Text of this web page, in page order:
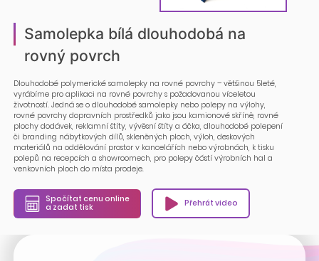
Samolepka bílá dlouhodobá na
rovný povrch
Dlouhodobé polymerické samolepky na rovné povrchy – většinou 5leté,
vyrábíme pro aplikaci na rovné povrchy s požadovanou víceletou
životností. Jedná se o dlouhodobé samolepky nebo polepy na výlohy,
rovné povrchy dopravních prostředků jako jsou kamionové skříně, rovné
plochy dodávek, reklamní štíty, vývěsní štíty a áčka, dlouhodobé polepení
či branding nábytkových dílů, skleněných ploch, výloh, deskových
materiálů na oddělování prostor v kancelářích nebo výrobnách, k tisku
polepů na recepcích a showroomech, pro polepy částí výrobních hal a
venkovních ploch do místa prodeje.
Spočítat cenu online
a zadat tisk
Přehrát video